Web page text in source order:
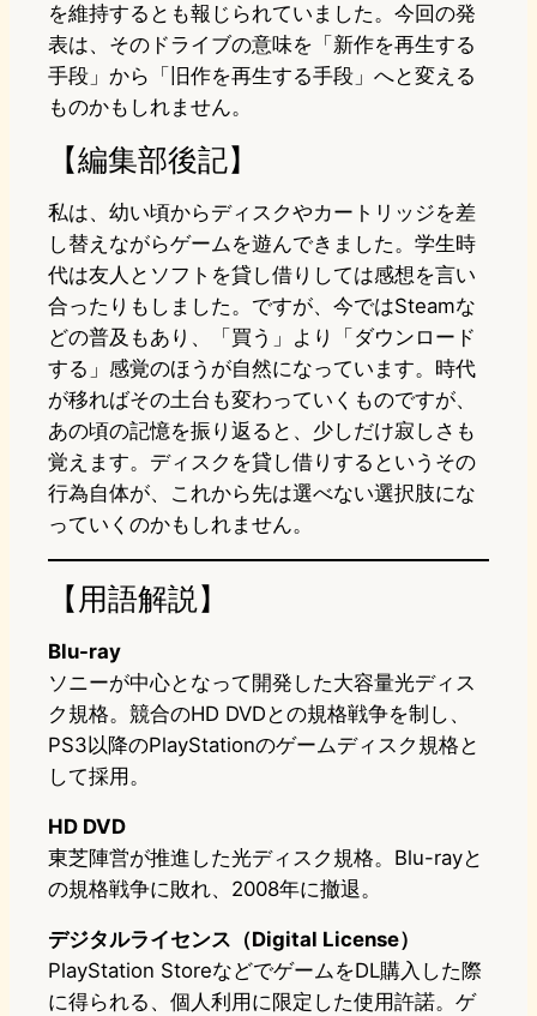
を維持するとも報じられていました。今回の発
表は、そのドライブの意味を「新作を再生する
手段」から「旧作を再生する手段」へと変える
ものかもしれません。
【編集部後記】
私は、幼い頃からディスクやカートリッジを差
し替えながらゲームを遊んできました。学生時
代は友人とソフトを貸し借りしては感想を言い
合ったりもしました。ですが、今ではSteamな
どの普及もあり、「買う」より「ダウンロード
する」感覚のほうが自然になっています。時代
が移ればその土台も変わっていくものですが、
あの頃の記憶を振り返ると、少しだけ寂しさも
覚えます。ディスクを貸し借りするというその
行為自体が、これから先は選べない選択肢にな
っていくのかもしれません。
【用語解説】
Blu-ray
ソニーが中心となって開発した大容量光ディス
ク規格。競合のHD DVDとの規格戦争を制し、
PS3以降のPlayStationのゲームディスク規格と
して採用。
HD DVD
東芝陣営が推進した光ディスク規格。Blu-rayと
の規格戦争に敗れ、2008年に撤退。
デジタルライセンス（Digital License）
PlayStation StoreなどでゲームをDL購入した際
に得られる、個人利用に限定した使用許諾。ゲ